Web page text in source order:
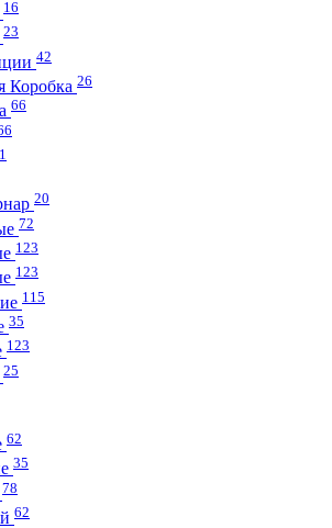
16
23
42
Коробка 26
66
20
72
123
123
115
35
123
25
62
35
78
62